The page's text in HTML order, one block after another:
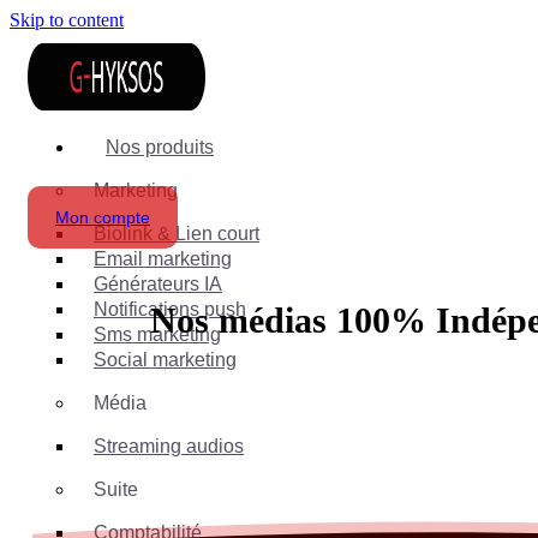
Skip to content
Nos produits
Marketing
Biolink & Lien court
Email marketing
Générateurs IA
Notifications push
Sms marketing
Social marketing
Média
Streaming audios
Suite
Comptabilité
Mon compte
Nos médias 100%